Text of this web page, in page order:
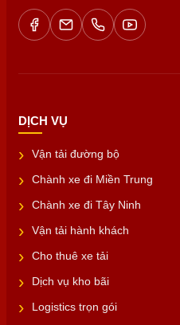
DỊCH VỤ
Vận tải đường bộ
Chành xe đi Miền Trung
Chành xe đi Tây Ninh
Vận tải hành khách
Cho thuê xe tải
Dịch vụ kho bãi
Logistics trọn gói